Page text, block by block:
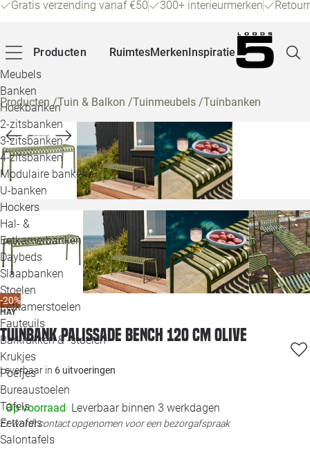
Gratis verzending vanaf €50 300+ interieurmerken
Producten
Meubels
Banken
Hoekbanken
2-zitsbanken
3-zitsbanken
4-zitsbanken
Modulaire banken
U-banken
Hockers
Hal- &
Eetkamerbanken
Daybeds
Slaapbanken
Stoelen
Eetkamerstoelen
Fauteuils
Barkrukken & -stoelen
Krukjes
Poefjes
Bureaustoelen
Tafels
Eettafels
Salontafels
RuimtesMerkenInspiratie
Producten/Tuin & Balkon /Tuinmeubels /Tuinbanken
-20%
HAY
Tuinbank Palissade Bench 120 cm olive
Leverbaar in 6 uitvoeringen
Op voorraad Leverbaar binnen 3 werkdagen
Er wordt contact opgenomen voor een bezorgafspraak